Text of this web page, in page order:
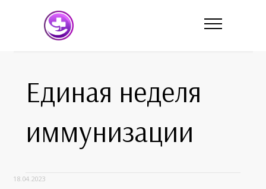
Единая неделя
иммунизации
18.04.2023